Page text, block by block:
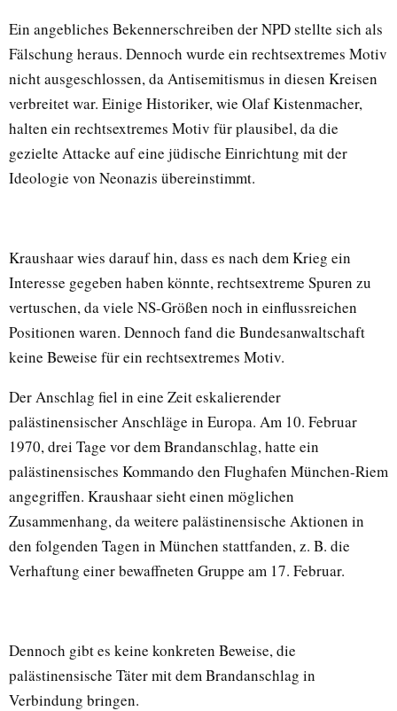
Ein angebliches Bekennerschreiben der NPD stellte sich als
Fälschung heraus. Dennoch wurde ein rechtsextremes Motiv
nicht ausgeschlossen, da Antisemitismus in diesen Kreisen
verbreitet war. Einige Historiker, wie Olaf Kistenmacher,
halten ein rechtsextremes Motiv für plausibel, da die
gezielte Attacke auf eine jüdische Einrichtung mit der
Ideologie von Neonazis übereinstimmt.
Kraushaar wies darauf hin, dass es nach dem Krieg ein
Interesse gegeben haben könnte, rechtsextreme Spuren zu
vertuschen, da viele NS-Größen noch in einflussreichen
Positionen waren. Dennoch fand die Bundesanwaltschaft
keine Beweise für ein rechtsextremes Motiv.
Der Anschlag fiel in eine Zeit eskalierender
palästinensischer Anschläge in Europa. Am 10. Februar
1970, drei Tage vor dem Brandanschlag, hatte ein
palästinensisches Kommando den Flughafen München-Riem
angegriffen. Kraushaar sieht einen möglichen
Zusammenhang, da weitere palästinensische Aktionen in
den folgenden Tagen in München stattfanden, z. B. die
Verhaftung einer bewaffneten Gruppe am 17. Februar.
Dennoch gibt es keine konkreten Beweise, die
palästinensische Täter mit dem Brandanschlag in
Verbindung bringen.